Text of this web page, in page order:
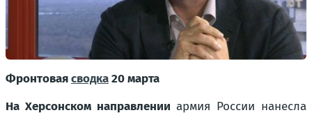
Фронтоваясводка20 марта
На Херсонском направлении армия России нанесла